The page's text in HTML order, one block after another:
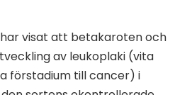
visat att betakaroten och
av leukoplaki (vita
förstadium till cancer) i